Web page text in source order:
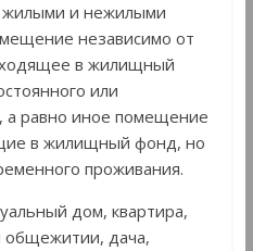
и нежилыми
независимо от
в жилищный
или
а равно иное помещение
в жилищный фонд, но
проживания.
дом, квартира,
общежитии, дача,